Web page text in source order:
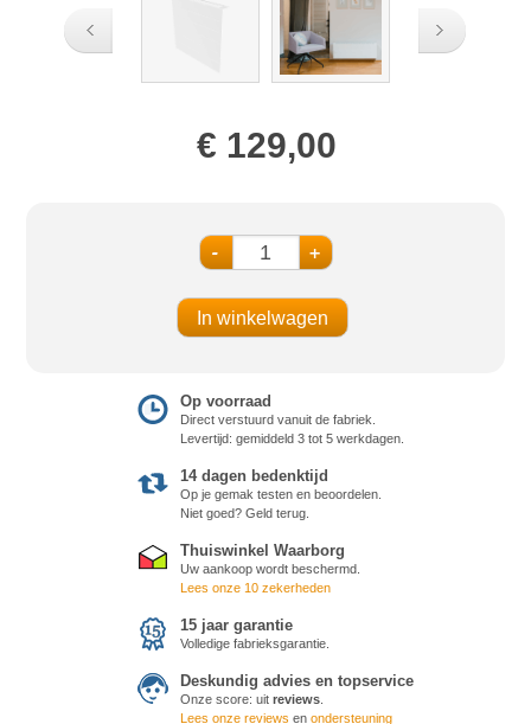
€ 129,00
- +
Op voorraad
Direct verstuurd vanuit de fabriek.
Levertijd: gemiddeld 3 tot 5 werkdagen.
14 dagen bedenktijd
Op je gemak testen en beoordelen.
Niet goed? Geld terug.
Thuiswinkel Waarborg
Uw aankoop wordt beschermd.
Lees onze 10 zekerheden
15 jaar garantie
Volledige fabrieksgarantie.
Deskundig advies en topservice
Onze score: uit reviews
Lees onze reviews en ondersteuning